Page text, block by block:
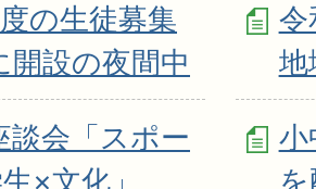
の生徒募集
開設の夜間中
令
地
談会「スポー
×文化」
小